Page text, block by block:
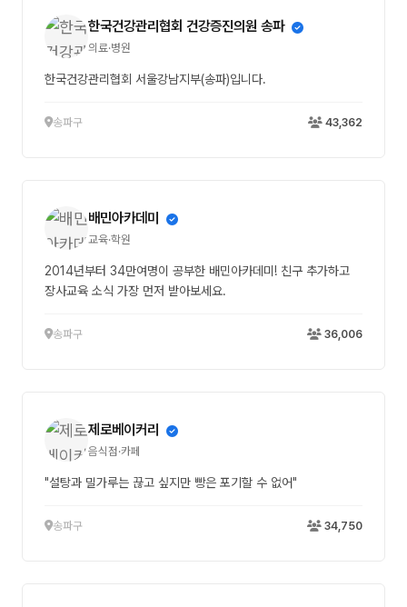
한국건강관리협회 건강증진의원 송파
의료·병원
한국건강관리협회 서울강남지부(송파)입니다.
송파구 43,362
배민아카데미
교육·학원
2014년부터 34만여명이 공부한 배민아카데미! 친구 추가하고
장사교육 소식 가장 먼저 받아보세요.
송파구 36,006
제로베이커리
음식점·카페
"설탕과 밀가루는 끊고 싶지만 빵은 포기할 수 없어"
송파구 34,750